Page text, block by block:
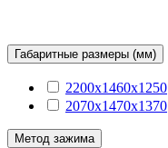
Габаритные размеры (мм)
2200x1460x1250
2070x1470x1370
Метод зажима